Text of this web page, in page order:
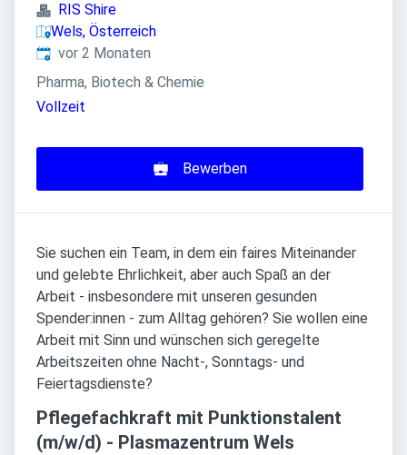
RIS Shire
Wels, Österreich
Veröffentlicht:
vor 2 Monaten
Pharma, Biotech & Chemie
Vollzeit
Bewerben
Sie suchen ein Team, in dem ein faires Miteinander
und gelebte Ehrlichkeit, aber auch Spaß an der
Arbeit - insbesondere mit unseren gesunden
Spender:innen - zum Alltag gehören? Sie wollen eine
Arbeit mit Sinn und wünschen sich geregelte
Arbeitszeiten ohne Nacht-, Sonntags- und
Feiertagsdienste?
Pflegefachkraft mit Punktionstalent
(m/w/d) - Plasmazentrum Wels